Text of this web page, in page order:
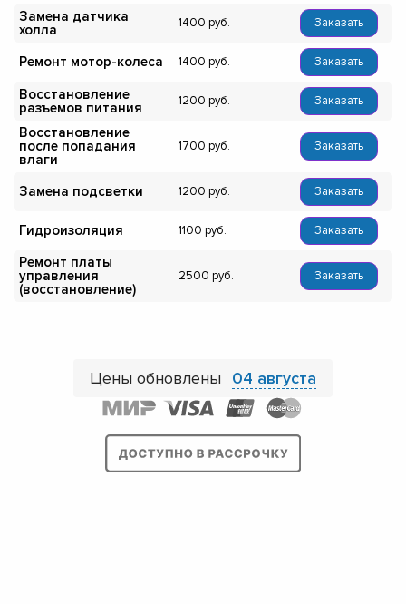
Замена датчика
холла
1400 Заказать
Ремонт мотор-колеса 1400 Заказать
Восстановление
разъемов питания
1200 Заказать
Восстановление
после попадания
влаги
1700 Заказать
Замена подсветки 1200 Заказать
Гидроизоляция 1100 Заказать
Ремонт платы
управления
(восстановление)
2500 Заказать
Цены обновлены 04 августа